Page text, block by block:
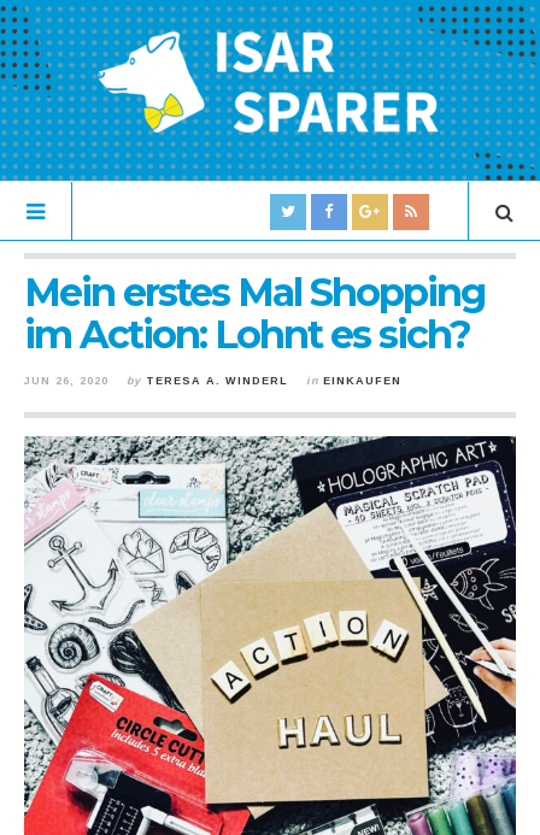
Mein erstes Mal Shopping
im Action: Lohnt es sich?
JUN 26, 2020 by TERESA A. WINDERL in EINKAUFEN